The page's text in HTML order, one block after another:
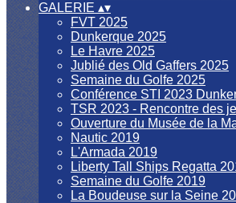
GALERIE ▴▾
FVT 2025
Dunkerque 2025
Le Havre 2025
Jublié des Old Gaffers 2025
Semaine du Golfe 2025
Conférence STI 2023
TSR 2023 - Rencontre des
Ouverture du Musée de la
Nautic 2019
L'Armada 2019
Liberty Tall Ships Regatta
Semaine du Golfe 2019
La Boudeuse sur la Seine